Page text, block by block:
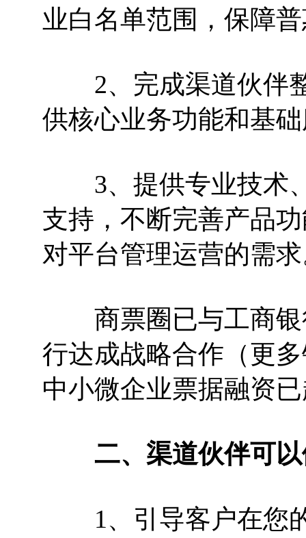
业白名单范围，保障
2、完成渠道伙伴整
供核心业务功能和基
3、提供专业技术、
支持，不断完善产品
对平台管理运营的需
商票圈已与工商银
行达成战略合作（更
中小微企业票据融资
二、渠道伙伴可以
1、引导客户在您的